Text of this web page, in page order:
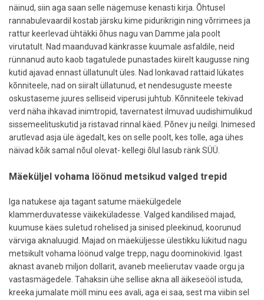
näinud, siin aga saan selle nägemuse kenasti kirja. Õhtusel
rannabulevaardil kostab järsku kime pidurikrigin ning võrrimees ja
rattur keerlevad ühtäkki õhus nagu van Damme jala poolt
virutatult. Nad maanduvad känkrasse kuumale asfaldile, neid
rünnanud auto kaob tagatulede punastades kiirelt kaugusse ning
kutid ajavad ennast üllatunult üles. Nad lonkavad rattaid lükates
kõnniteele, nad on siiralt üllatunud, et nendesuguste meeste
oskustaseme juures selliseid viperusi juhtub. Kõnniteele tekivad
verd näha ihkavad inimtropid, tavernatest ilmuvad uudishimulikud
sissemeelituskutid ja ristavad rinnal käed. Põnev ju neilgi. Inimesed
arutlevad asja üle ägedalt, kes on selle poolt, kes tolle, aga ühes
näivad kõik samal nõul olevat- kellegi õlul lasub ränk SÜÜ.
Mäeküljel vohama löönud metsikud valged trepid
Iga natukese aja tagant satume mäekülgedele
klammerduvatesse väikeküladesse. Valged kandilised majad,
kuumuse käes suletud rohelised ja sinised pleekinud, koorunud
värviga aknaluugid. Majad on mäeküljesse ülestikku lükitud nagu
metsikult vohama löönud valge trepp, nagu doominokivid. Igast
aknast avaneb miljon dollarit, avaneb meelierutav vaade orgu ja
vastasmägedele. Tahaksin ühe sellise akna all äikeseööl istuda,
kreeka jumalate möll minu ees avali, aga ei saa, sest ma viibin sel